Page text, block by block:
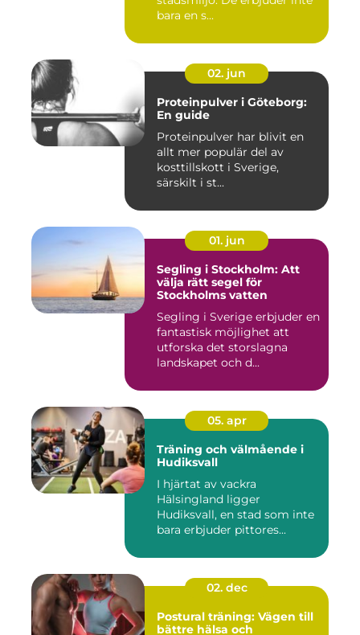
bara en s...
02. jun
Proteinpulver i Göteborg:
En guide
Proteinpulver har blivit en
allt mer populär del av
kosttillskott i Sverige,
särskilt i st...
01. jun
Segling i Stockholm: Att
välja rätt segel för
Stockholms vatten
Segling i Sverige erbjuder en
fantastisk möjlighet att
utforska det storslagna
landskapet och d...
05. apr
Träning och välmående i
Hudiksvall
I hjärtat av vackra
Hälsingland ligger
Hudiksvall, en stad som inte
bara erbjuder pittores...
02. dec
Postural träning: Vägen till
bättre hälsa och